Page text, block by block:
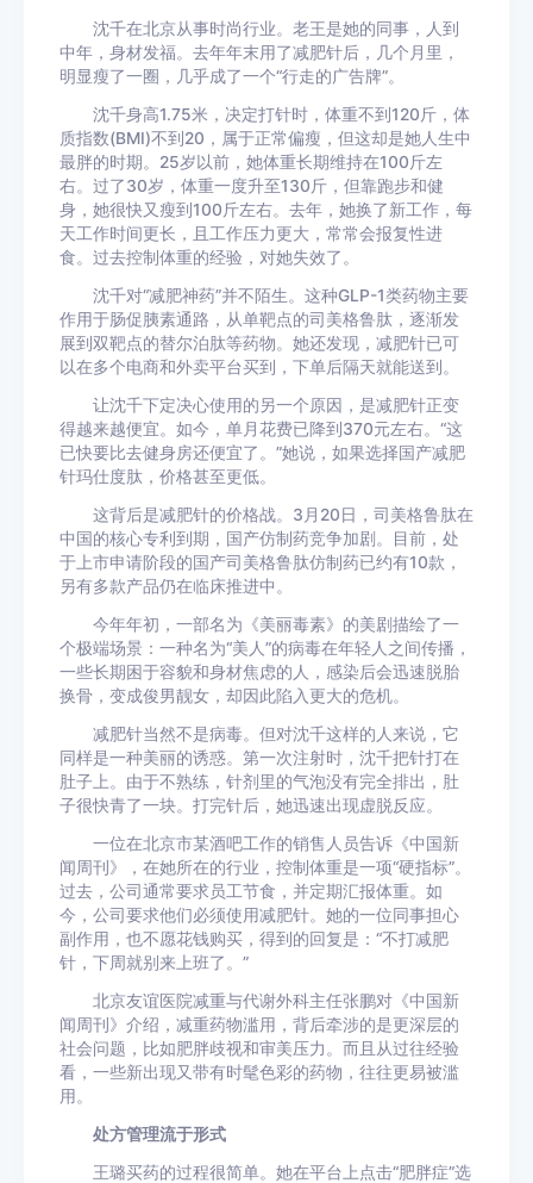
沈千在北京从事时尚行业。老王是她的同事，人到
中年，身材发福。去年年末用了减肥针后，几个月里，
明显瘦了一圈，几乎成了一个“行走的广告牌”。
沈千身高1.75米，决定打针时，体重不到120斤，体
质指数(BMI)不到20，属于正常偏瘦，但这却是她人生中
最胖的时期。25岁以前，她体重长期维持在100斤左
右。过了30岁，体重一度升至130斤，但靠跑步和健
身，她很快又瘦到100斤左右。去年，她换了新工作，每
天工作时间更长，且工作压力更大，常常会报复性进
食。过去控制体重的经验，对她失效了。
沈千对“减肥神药”并不陌生。这种GLP-1类药物主要
作用于肠促胰素通路，从单靶点的司美格鲁肽，逐渐发
展到双靶点的替尔泊肽等药物。她还发现，减肥针已可
以在多个电商和外卖平台买到，下单后隔天就能送到。
让沈千下定决心使用的另一个原因，是减肥针正变
得越来越便宜。如今，单月花费已降到370元左右。“这
已快要比去健身房还便宜了。”她说，如果选择国产减肥
针玛仕度肽，价格甚至更低。
这背后是减肥针的价格战。3月20日，司美格鲁肽在
中国的核心专利到期，国产仿制药竞争加剧。目前，处
于上市申请阶段的国产司美格鲁肽仿制药已约有10款，
另有多款产品仍在临床推进中。
今年年初，一部名为《美丽毒素》的美剧描绘了一
个极端场景：一种名为“美人”的病毒在年轻人之间传播，
一些长期困于容貌和身材焦虑的人，感染后会迅速脱胎
换骨，变成俊男靓女，却因此陷入更大的危机。
减肥针当然不是病毒。但对沈千这样的人来说，它
同样是一种美丽的诱惑。第一次注射时，沈千把针打在
肚子上。由于不熟练，针剂里的气泡没有完全排出，肚
子很快青了一块。打完针后，她迅速出现虚脱反应。
一位在北京市某酒吧工作的销售人员告诉《中国新
闻周刊》，在她所在的行业，控制体重是一项“硬指标”。
过去，公司通常要求员工节食，并定期汇报体重。如
今，公司要求他们必须使用减肥针。她的一位同事担心
副作用，也不愿花钱购买，得到的回复是：“不打减肥
针，下周就别来上班了。”
北京友谊医院减重与代谢外科主任张鹏对《中国新
闻周刊》介绍，减重药物滥用，背后牵涉的是更深层的
社会问题，比如肥胖歧视和审美压力。而且从过往经验
看，一些新出现又带有时髦色彩的药物，往往更易被滥
用。
处方管理流于形式
王璐买药的过程很简单。她在平台上点击“肥胖症”选